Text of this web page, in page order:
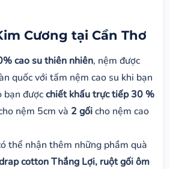
Cương tại Cần Thơ
cao su thiên nhiên, nệm được
quốc với tấm nệm cao su khi bạn
bạn đượcchiết khấu trực tiếp 30 %
nệm 5cm và 2 gốicho nệm cao
thể nhận thêm những phầm quà
cotton Thắng Lợi, ruột gối ôm